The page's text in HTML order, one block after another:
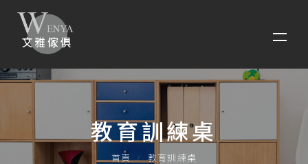
教育訓練桌
首頁 教育訓練桌